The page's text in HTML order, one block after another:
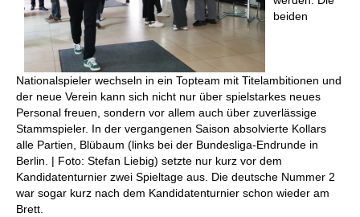
beiden
Nationalspieler wechseln in ein Topteam mit Titelambitionen und
der neue Verein kann sich nicht nur über spielstarkes neues
Personal freuen, sondern vor allem auch über zuverlässige
Stammspieler. In der vergangenen Saison absolvierte Kollars
alle Partien, Blübaum (links bei der Bundesliga-Endrunde in
Berlin. | Foto: Stefan Liebig) setzte nur kurz vor dem
Kandidatenturnier zwei Spieltage aus. Die deutsche Nummer 2
war sogar kurz nach dem Kandidatenturnier schon wieder am
Brett.